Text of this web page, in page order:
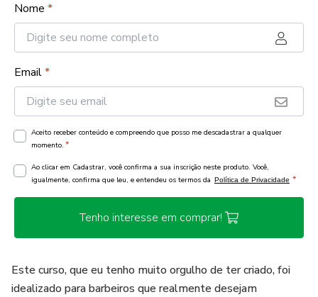
Nome *
Email*
Aceito receber conteúdo e compreendo que posso me descadastrar a qualquer
momento. *
Ao clicar em Cadastrar, você confirma a sua inscrição neste produto. Você,
igualmente, confirma que leu, e entendeu os termos da Política de Privacidade *
Tenho interesse em comprar!
Este curso, que eu tenho muito orgulho de ter criado, foi
idealizado para barbeiros que realmente desejam